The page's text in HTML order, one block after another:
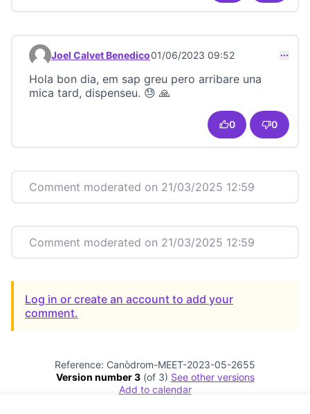
Comment 23210
Joel Calvet Benedico01/06/2023 09:52
Hola bon dia, em sap greu pero arribare una
mica tard, dispenseu. 😓 🙏
0 0
Comment moderated on 21/03/2025 12:59
Comment moderated on 21/03/2025 12:59
Log in or create an account to add your
comment.
Reference: Canòdrom-MEET-2023-05-2655
Version number 3(of 3)
see other versions
Add to calendar